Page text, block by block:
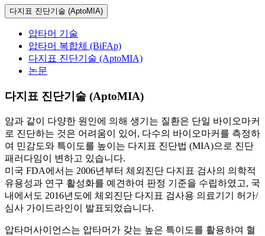
다지표 진단기술 (AptoMIA)
압타머 기술
압타머 복합체 (BiFAp)
다지표 진단기술 (AptoMIA)
논문
다지표 진단기술 (AptoMIA)
암과 같이 다양한 원인에 의해 생기는 질환은 단일 바이오마커
로 진단하는 것은 어려움이 있어, 다수의 바이오마커를 측정하
여 민감도와 특이도를 높이는 다지표 진단법 (MIA)으로 진단
패러다임이 변하고 있습니다.
미국 FDA에서는 2006년부터 체외진단 다지표 검사의 의학적
유용성과 연구 활성화를 예견하여 판정 기준을 수립하였고, 국
내에서도 2016년도에 체외진단 다지표 검사용 의료기기 허가/
심사 가이드라인이 발표되었습니다.
압타머사이언스는 압타머가 갖는 높은 특이도를 활용하여 혈